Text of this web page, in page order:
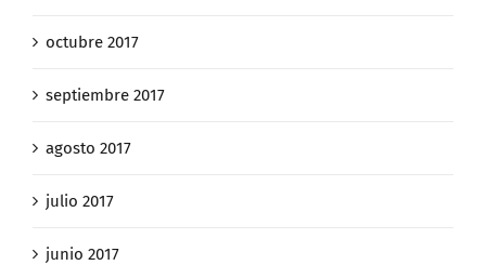
octubre 2017
septiembre 2017
agosto 2017
julio 2017
junio 2017